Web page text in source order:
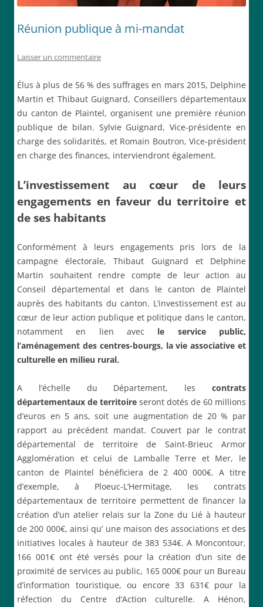
Réunion publique à mi-mandat
Laisser un commentaire
Élus à plus de 56 % des suffrages en mars 2015, Delphine
Martin et Thibaut Guignard, Conseillers départementaux
du canton de Plaintel, organisent une première réunion
publique de bilan. Sylvie Guignard, Vice-présidente en
charge des solidarités, et Romain Boutron, Vice-président
en charge des finances, interviendront également.
L’investissement au cœur de leurs
engagements en faveur du territoire et
de ses habitants
Conformément à leurs engagements pris lors de la
campagne électorale, Thibaut Guignard et Delphine
Martin souhaitent rendre compte de leur action au
Conseil départemental et dans le canton de Plaintel
auprès des habitants du canton. L’investissement est au
cœur de leur action publique et politique dans le canton,
notamment en lien avec le service public,
l’aménagement des centres-bourgs, la vie associative et
culturelle en milieu rural.
A l’échelle du Département, les contrats
départementaux de territoire seront dotés de 60 millions
d’euros en 5 ans, soit une augmentation de 20 % par
rapport au précédent mandat. Couvert par le contrat
départemental de territoire de Saint-Brieuc Armor
Agglomération et celui de Lamballe Terre et Mer, le
canton de Plaintel bénéficiera de 2 400 000€. A titre
d’exemple, à Ploeuc-L’Hermitage, les contrats
départementaux de territoire permettent de financer la
création d’un atelier relais sur la Zone du Lié à hauteur
de 200 000€, ainsi qu’ une maison des associations et des
initiatives locales à hauteur de 383 534€. A Moncontour,
166 001€ ont été versés pour la création d’un site de
proximité de services au public, 165 000€ pour un Bureau
d’information touristique, ou encore 33 631€ pour la
réfection du Centre d’Action culturelle. A Hénon,